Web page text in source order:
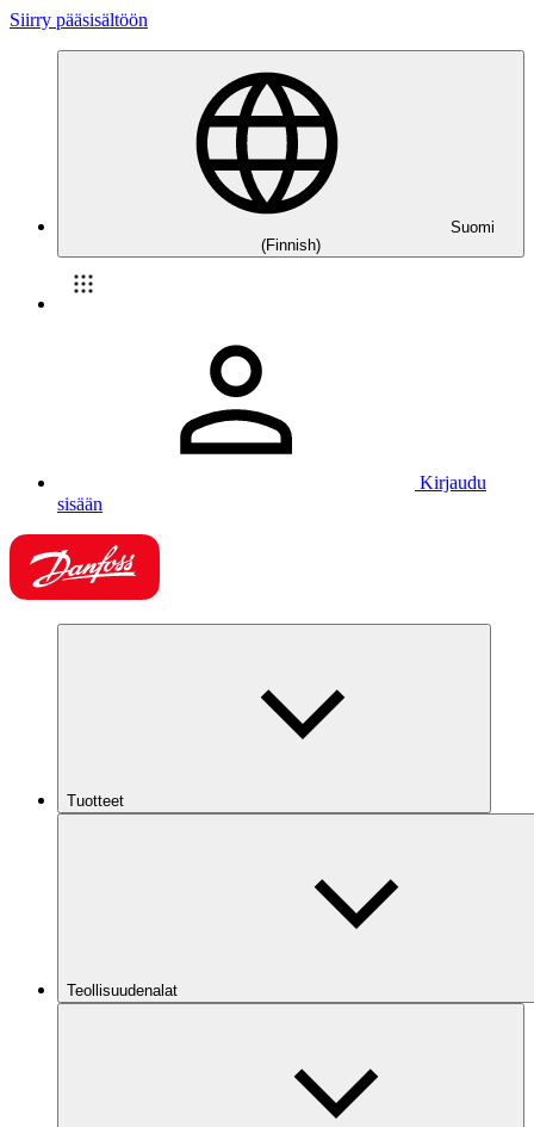
Siirry pääsisältöön
Suomi
(Finnish)
Kirjaudu
sisään
Tuotteet
Teollisuudenalat